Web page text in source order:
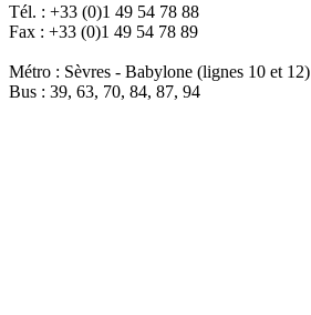
Tél. : +33 (0)1 49 54 78 88
Fax : +33 (0)1 49 54 78 89
Métro : Sèvres - Babylone (lignes 10 et 12)
Bus : 39, 63, 70, 84, 87, 94